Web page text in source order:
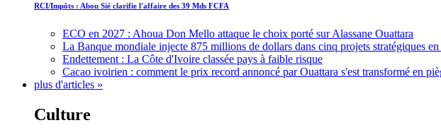
RCI/Impôts : Abou Sié clarifie l'affaire des 39 Mds FCFA
ECO en 2027 : Ahoua Don Mello attaque le choix porté sur Alassane Ouattara
La Banque mondiale injecte 875 millions de dollars dans cinq projets stratégiques
Endettement : La Côte d'Ivoire classée pays à faible risque
Cacao ivoirien : comment le prix record annoncé par Ouattara s'est transformé en
plus d'articles »
Culture